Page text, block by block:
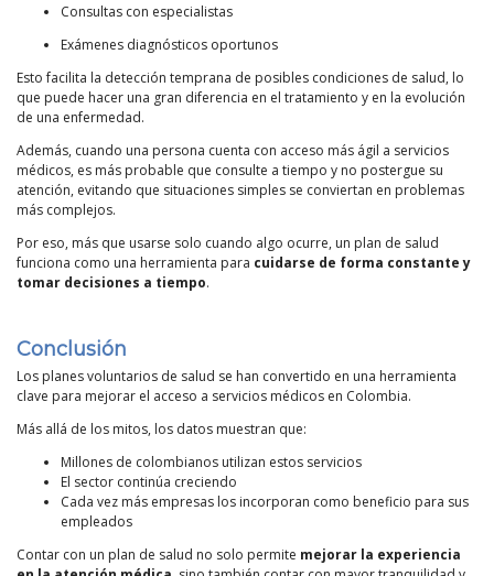
Consultas con especialistas
Exámenes diagnósticos oportunos
Esto facilita la detección temprana de posibles condiciones de salud, lo
que puede hacer una gran diferencia en el tratamiento y en la evolución
de una enfermedad.
Además, cuando una persona cuenta con acceso más ágil a servicios
médicos, es más probable que consulte a tiempo y no postergue su
atención, evitando que situaciones simples se conviertan en problemas
más complejos.
Por eso, más que usarse solo cuando algo ocurre, un plan de salud
funciona como una herramienta para cuidarse de forma constante y
tomar decisiones a tiempo.
Conclusión
Los planes voluntarios de salud se han convertido en una herramienta
clave para mejorar el acceso a servicios médicos en Colombia.
Más allá de los mitos, los datos muestran que:
Millones de colombianos utilizan estos servicios
El sector continúa creciendo
Cada vez más empresas los incorporan como beneficio para sus
empleados
Contar con un plan de salud no solo permite mejorar la experiencia